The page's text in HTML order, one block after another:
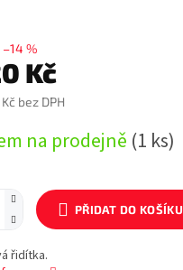
–14 %
Kč
bez DPH
na prodejně (1 ks)
PŘIDAT DO KOŠÍKU
řidítka.